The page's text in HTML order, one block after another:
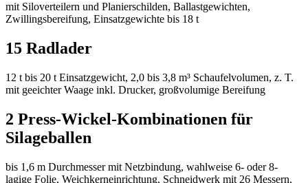
mit Siloverteilern und Planierschilden, Ballastgewichten,
Zwillingsbereifung, Einsatzgewichte bis 18 t
15 Radlader
12 t bis 20 t Einsatzgewicht, 2,0 bis 3,8 m³ Schaufelvolumen, z. T.
mit geeichter Waage inkl. Drucker, großvolumige Bereifung
2 Press-Wickel-Kombinationen für
Silageballen
bis 1,6 m Durchmesser mit Netzbindung, wahlweise 6- oder 8-
lagige Folie, Weichkerneinrichtung, Schneidwerk mit 26 Messern,